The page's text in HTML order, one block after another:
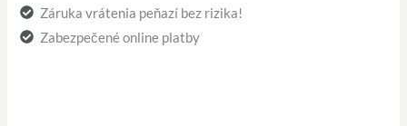
Záruka vrátenia peňazí bez rizika!
Zabezpečené online platby